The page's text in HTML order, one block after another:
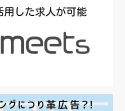
#求職者 #27卒
ィア #業種別
#28卒 #ロールモデル
新卒 #採用の効率化